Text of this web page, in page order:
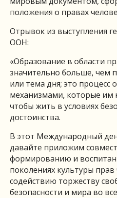
положения о правах
Отрывок из выступления
ООН:
«Образование в области
значительно больше, чем
или тема дня; это процесс
механизмами, которые им
чтобы жить в условиях
достоинства.
В этот Международный
давайте приложим
формированию и
поколениях культуры прав
содействию торжеству
безопасности и мира во